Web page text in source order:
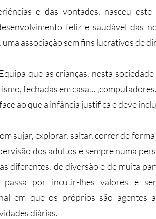
e das vontades, nasceu
feliz e saudável das
uma associação sem fins lucrativos de
que as crianças, nesta
fechadas em casa…
ao que a infância justifica e deve
sujar, explorar, saltar, correr de
dos adultos e sempre numa
diferentes, de diversão e de muita
passa por incutir-lhes valores e
em que os próprios são agentes
diárias.